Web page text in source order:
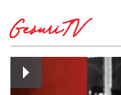
GesuriTV